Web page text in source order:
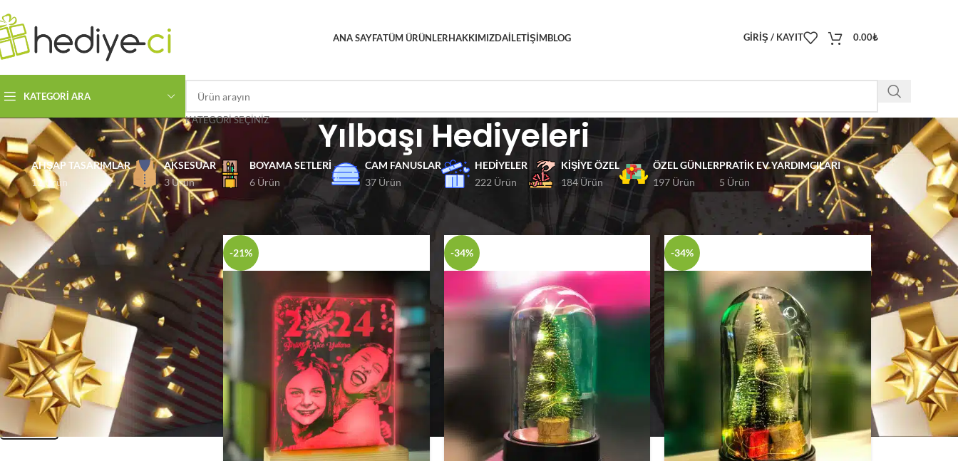
ANA SAYFATÜM ÜRÜNLERHAKKIMIZDAİLETIŞIMBLOG GIRIŞ / KAYIT 0.00₺
KATEGORI ARA
KATEGORI SEÇINIZ Yılbaşı Hediyeleri
AHŞAP TASARIMLAR
12 Ürün
AKSESUAR
3 Ürün
BOYAMA SETLERI
6 Ürün
CAM FANUSLAR
37 Ürün
HEDIYELER
222 Ürün
KIŞIYE ÖZEL
184 Ürün
ÖZEL GÜNLER
197 Ürün
PRATIK EV YARDIMCILARI
5 Ürün
ÜRÜN KATEGORILERI
FIYATA GÖRE
FILTRELE
Ana Sayfa Özel Günler Yılbaşı Hediyeleri Göster
-21% -34% -34%